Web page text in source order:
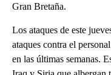
Gran Bretaña.
Los ataques de este
ataques contra el
en las últimas semanas.